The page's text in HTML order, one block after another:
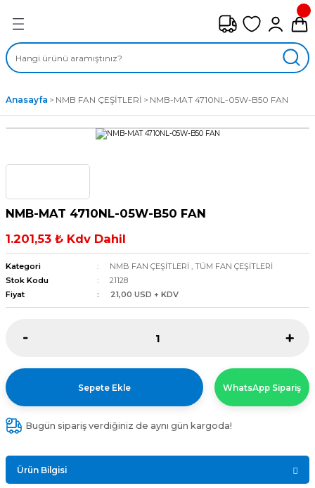
ÇEŞİTLERİ
FANLAR
FANLAR
Anasayfa NMB FAN ÇEŞİTLERİ NMB-MAT 4710NL-05W-B50 FAN
NMB-MAT 4710NL-05W-B50 FAN
1.201,53 ₺ Kdv Dahil
Kategori NMB FAN ÇEŞİTLERİ , TÜM FAN ÇEŞİTLERİ
Stok Kodu
21128
Fiyat
21,00 USD + KDV
Sepete Ekle WhatsApp Sipariş
Bugün sipariş verdiğiniz de aynı gün kargoda!
Ürün Bilgisi